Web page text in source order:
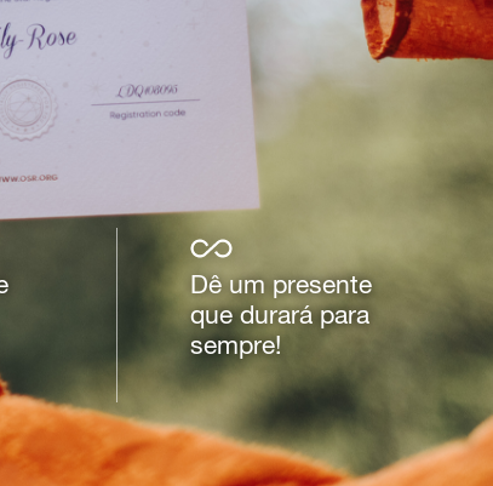
Dê um presente
que durará para
sempre!